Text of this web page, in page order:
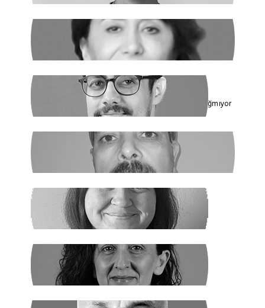
RUKİYE LEYLA SÜREN
Cumhur İttifakı’nın Hedefi: Kadınlar
ÇAĞDAŞ SİNAN DAĞ
Toplumun Enerjisi Rejimin Çuvalına Sığmıyor
GHADER ANARİ
Ne Şeyh, Ne Şah
SANEM DENİZ KURAL
Yaz Yaz Listeye Bizi De Yaz
SİBEL UZUN
Yasak Tanımadılar